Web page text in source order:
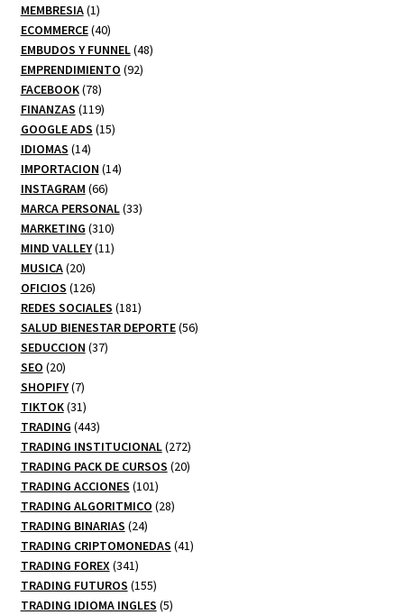
MEMBRESIA 11
producto
ECOMMERCE 4040
productos
EMBUDOS Y FUNNEL 4848
EMPRENDIMIENTO 9292
FACEBOOK 7878
productos
FINANZAS 119119
productos
GOOGLE ADS 1515
IDIOMAS 1414
productos
IMPORTACION 1414
INSTAGRAM 6666
productos
MARCA PERSONAL 3333
MARKETING 310310
productos
MIND VALLEY 1111
MUSICA 2020
productos
OFICIOS 126126
productos
REDES SOCIALES 181181
productos
SALUD BIENESTAR DEPORTE 5656
SEDUCCION 3737
SEO 2020
productos
SHOPIFY 77
productos
TIKTOK 3131
productos
TRADING 443443
productos
TRADING INSTITUCIONAL 272272
productos
TRADING PACK DE CURSOS 2020
TRADING ACCIONES 101101
productos
TRADING ALGORITMICO 2828
TRADING BINARIAS 2424
productos
TRADING CRIPTOMONEDAS 4141
TRADING FOREX 341341
productos
TRADING FUTUROS 155155
productos
TRADING IDIOMA INGLES 55